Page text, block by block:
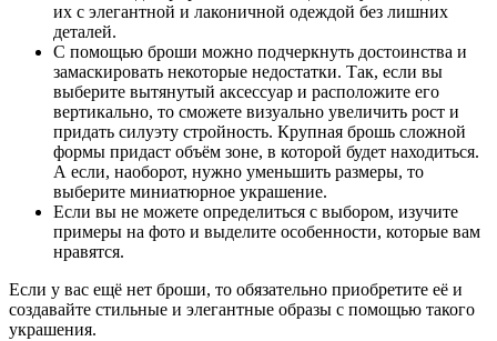
их с элегантной и лаконичной одеждой без лишних
деталей.
С помощью броши можно подчеркнуть достоинства и
замаскировать некоторые недостатки. Так, если вы
выберите вытянутый аксессуар и расположите его
вертикально, то сможете визуально увеличить рост и
придать силуэту стройность. Крупная брошь сложной
формы придаст объём зоне, в которой будет находиться.
А если, наоборот, нужно уменьшить размеры, то
выберите миниатюрное украшение.
Если вы не можете определиться с выбором, изучите
примеры на фото и выделите особенности, которые вам
нравятся.
Если у вас ещё нет броши, то обязательно приобретите её и
создавайте стильные и элегантные образы с помощью такого
украшения.